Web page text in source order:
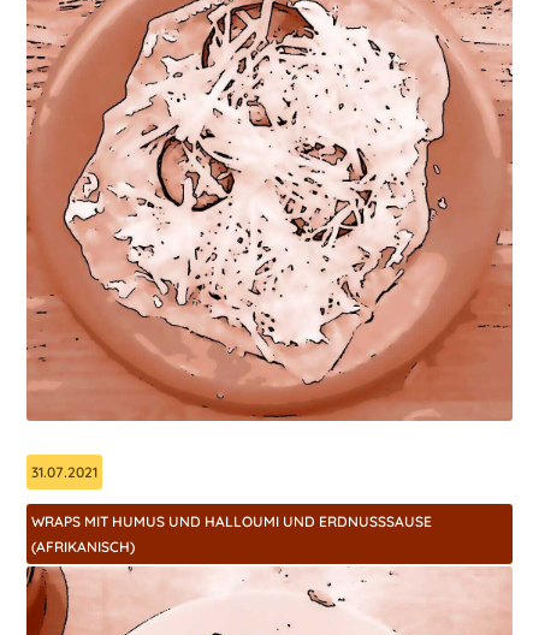
31.07.2021
WRAPS MIT HUMUS UND HALLOUMI UND ERDNUSSSAUSE
(AFRIKANISCH)